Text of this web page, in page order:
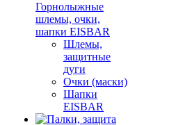
Горнолыжные
шлемы, очки,
шапки EISBAR
Шлемы,
защитные
дуги
Очки (маски)
Шапки
EISBAR